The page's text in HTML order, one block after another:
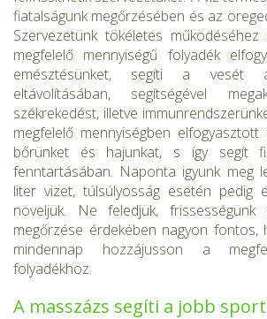
fiatalságunk megőrzésében és az
Szervezetünk tökéletes
megfelelő mennyiségű folyadék
emésztésünket, segíti a vesét a
eltávolításában, segítségével
székrekedést, illetve
megfelelő mennyiségben elfogyasztott
bőrünket és hajunkat, s így segít
fenntartásában. Naponta igyunk meg
liter vizet, túlsúlyosság esetén pedig
növeljük. Ne feledjük, frissességünk
megőrzése érdekében nagyon fontos,
mindennap hozzájusson a
folyadékhoz.
A masszázs segíti a jobb